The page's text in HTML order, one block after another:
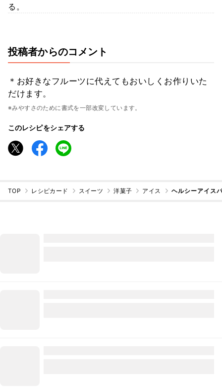
る。
投稿者からのコメント
＊お好きなフルーツに代えてもおいしくお作りいた
だけます。
※みやすさのために書式を一部改変しています。
このレシピをシェアする
TOP レシピカード スイーツ 洋菓子 アイス ヘルシーアイス